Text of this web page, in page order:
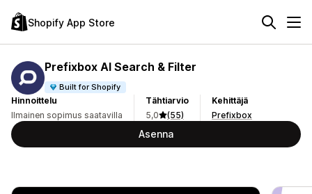
Shopify App Store
Prefixbox AI Search & Filter
Built for Shopify
Hinnoittelu
Ilmainen sopimus saatavilla
Tähtiarvio
5,0
(55)
Kehittäjä
Prefixbox
Asenna